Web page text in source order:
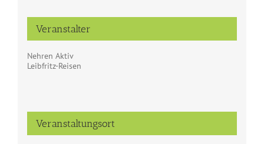
Veranstalter
Nehren Aktiv
Leibfritz-Reisen
Veranstaltungsort